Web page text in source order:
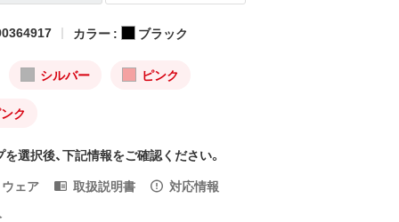
カラー : ブラック
シルバー ピンク
ク
選択後、下記情報をご確認ください。
ェア
取扱説明書
対応情報